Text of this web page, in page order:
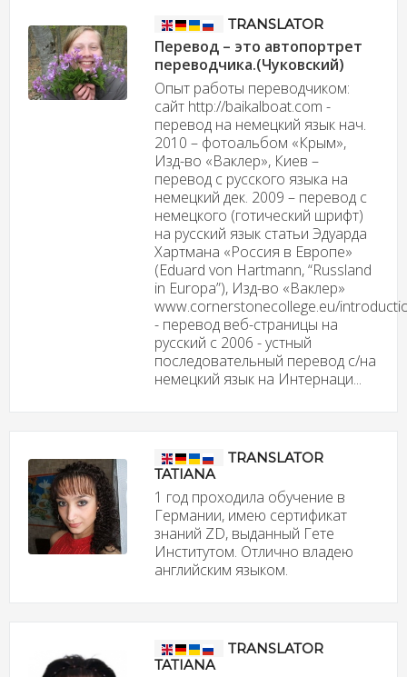
TRANSLATOR
Перевод – это автопортрет
переводчика.(Чуковский)
Опыт работы переводчиком:
сайт http://baikalboat.com -
перевод на немецкий язык нач.
2010 – фотоальбом «Крым»,
Изд-во «Ваклер», Киев –
перевод с русского языка на
немецкий дек. 2009 – перевод с
немецкого (готический шрифт)
на русский язык статьи Эдуарда
Хартмана «Россия в Европе»
(Eduard von Hartmann, “Russland
in Europa”), Изд-во «Ваклер»
www.cornerstonecollege.eu/
- перевод веб-страницы на
русский с 2006 - устный
последовательный перевод с/на
немецкий язык на Интернаци...
TRANSLATOR
TATIANA
1 год проходила обучение в
Германии, имею сертификат
знаний ZD, выданный Гете
Институтом. Отлично владею
английским языком.
TRANSLATOR
TATIANA